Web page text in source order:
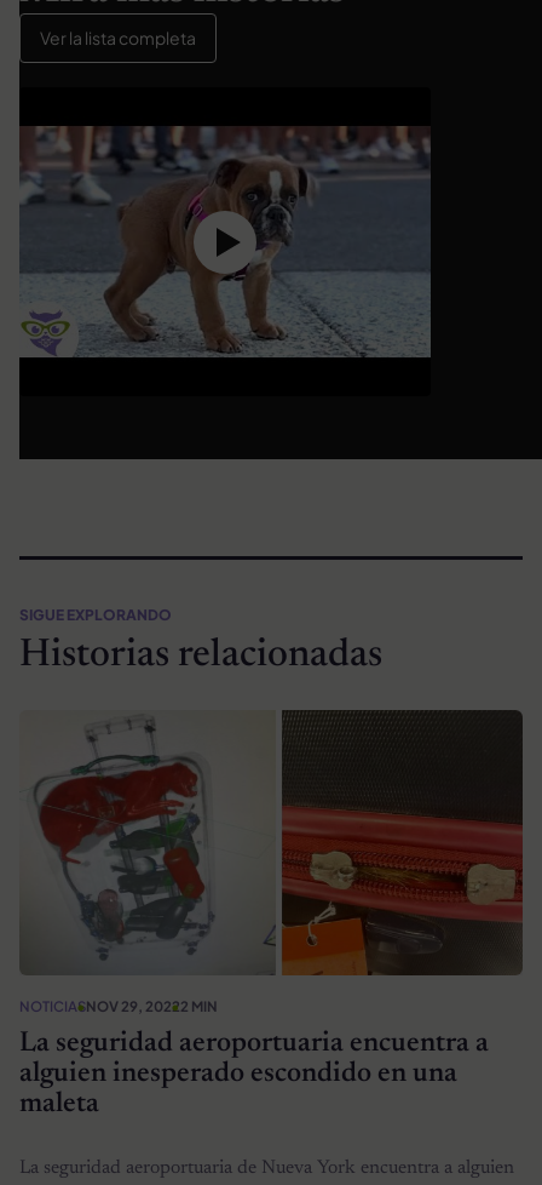
Ver la lista completa
SIGUE EXPLORANDO
Historias relacionadas
NOTICIASNOV 29, 20222 MIN
La seguridad aeroportuaria encuentra a
alguien inesperado escondido en una
maleta
La seguridad aeroportuaria de Nueva York encuentra a alguien